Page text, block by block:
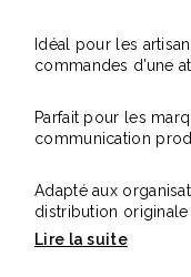
Idéal pour les
commandes d’une
Parfait pour les
communication
Adapté aux
distribution